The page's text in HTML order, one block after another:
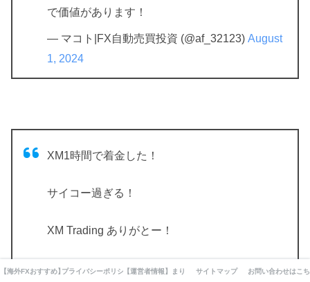
で価値があります！
— マコト|FX自動売買投資 (@af_32123) August
1, 2024
XM1時間で着金した！
サイコー過ぎる！
XM Trading ありがとー！
スプレッド広すぎで嫌いだけど。
【海外FXおすすめ】厳選10業者業者を徹底比較してみました。
プライバシーポリシー・利用規約・免責事項
【運営者情報】まりえの自己紹介とFXとの出会いと現在ま
サイトマップ お問い合わせはこ